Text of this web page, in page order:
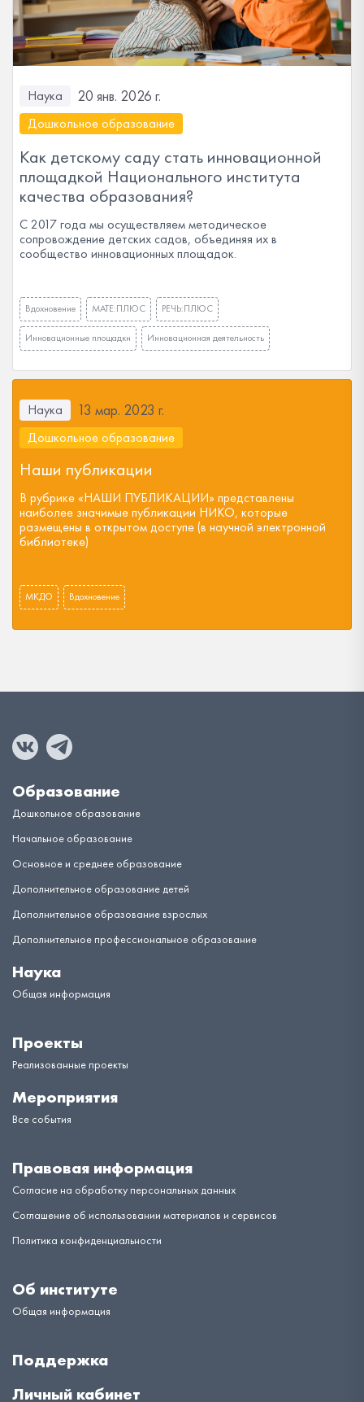
Наука 20 янв. 2026 г.
Дошкольное образование
Как детскому саду стать инновационной
площадкой Национального института
качества образования?
С 2017 года мы осуществляем методическое
сопровождение детских садов, объединяя их в
сообщество инновационных площадок.
Вдохновение МАТЕ:ПЛЮС РЕЧЬ:ПЛЮС
Инновационные площадки Инновационная деятельность
Наука 13 мар. 2023 г.
Дошкольное образование
Наши публикации
В рубрике «НАШИ ПУБЛИКАЦИИ» представлены
наиболее значимые публикации НИКО, которые
размещены в открытом доступе (в научной электронной
библиотеке)
МКДО Вдохновение
Образование
Дошкольное образование
Начальное образование
Основное и среднее образование
Дополнительное образование детей
Дополнительное образование взрослых
Дополнительное профессиональное образование
Наука
Общая информация
Проекты
Реализованные проекты
Мероприятия
Все события
Правовая информация
Согласие на обработку персональных данных
Соглашение об использовании материалов и сервисов
Политика конфиденциальности
Об институте
Общая информация
Поддержка
Личный кабинет